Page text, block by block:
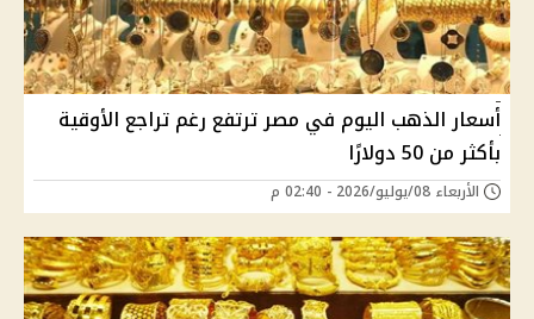
أسعار الذهب اليوم في مصر ترتفع رغم تراجع الأوقية
بأكثر من 50 دولارًا
الأربعاء 08/يوليو/2026 - 02:40 م